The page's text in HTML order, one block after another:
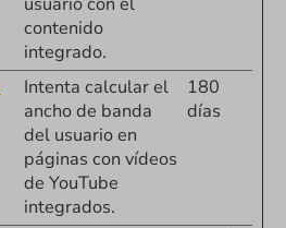
contenido
integrado.
Intenta calcular el
ancho de banda
del usuario en
páginas con vídeos
de YouTube
integrados.
180
días